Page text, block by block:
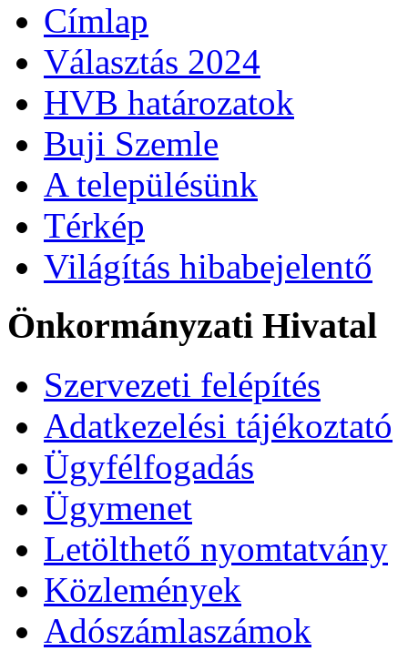
Címlap
Választás 2024
HVB határozatok
Buji Szemle
A településünk
Térkép
Világítás hibabejelentő
Önkormányzati Hivatal
Szervezeti felépítés
Adatkezelési tájékoztató
Ügyfélfogadás
Ügymenet
Letölthető nyomtatvány
Közlemények
Adószámlaszámok